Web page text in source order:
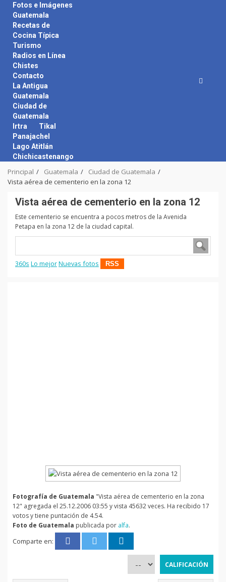
content
Fotos e Imágenes
Guatemala
Recetas de
Cocina Típica
Turismo
Radios en Línea
Chistes
Contacto
La Antigua
Guatemala
Ciudad de
Guatemala
Irtra
Tikal
Panajachel
Lago Atitlán
Chichicastenango
Principal Guatemala
Ciudad de Guatemala
Vista aérea de cementerio en la zona 12
Vista aérea de cementerio en la zona 12
Este cementerio se encuentra a pocos metros de la Avenida
Petapa en la zona 12 de la ciudad capital.
360s Lo mejorNuevas fotos RSS
Fotografía de Guatemala "Vista aérea de cementerio en la zona
12" agregada el 25.12.2006 03:55 y vista 45632 veces. Ha recibido 17
votos y tiene puntación de 4.54.
Foto de Guatemala publicada por alfa.
Comparte en: